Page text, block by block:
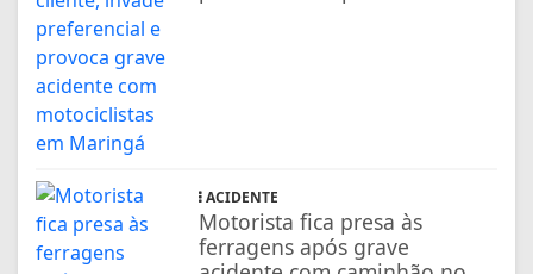
ACIDENTE
Motorista fica presa às
ferragens após grave